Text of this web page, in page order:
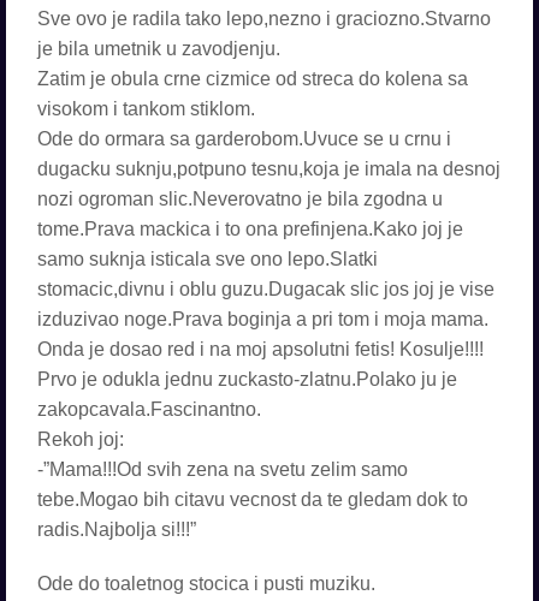
Sve ovo je radila tako lepo,nezno i graciozno.Stvarno
je bila umetnik u zavodjenju.
Zatim je obula crne cizmice od streca do kolena sa
visokom i tankom stiklom.
Ode do ormara sa garderobom.Uvuce se u crnu i
dugacku suknju,potpuno tesnu,koja je imala na desnoj
nozi ogroman slic.Neverovatno je bila zgodna u
tome.Prava mackica i to ona prefinjena.Kako joj je
samo suknja isticala sve ono lepo.Slatki
stomacic,divnu i oblu guzu.Dugacak slic jos joj je vise
izduzivao noge.Prava boginja a pri tom i moja mama.
Onda je dosao red i na moj apsolutni fetis! Kosulje!!!!
Prvo je odukla jednu zuckasto-zlatnu.Polako ju je
zakopcavala.Fascinantno.
Rekoh joj:
-”Mama!!!Od svih zena na svetu zelim samo
tebe.Mogao bih citavu vecnost da te gledam dok to
radis.Najbolja si!!!”
Ode do toaletnog stocica i pusti muziku.